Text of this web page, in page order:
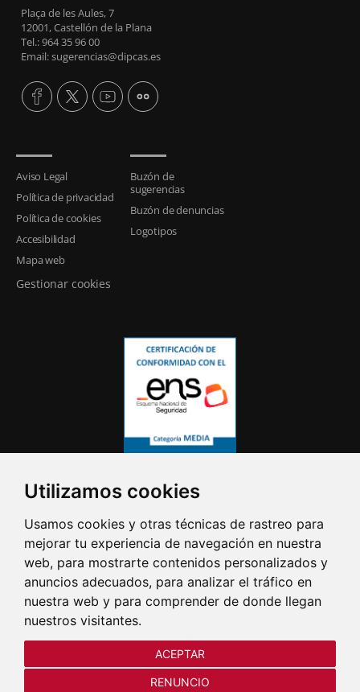
Utilizamos cookies
Usamos cookies y otras técnicas de rastreo para
mejorar tu experiencia de navegación en nuestra
web, para mostrarte contenidos personalizados y
anuncios adecuados, para analizar el tráfico en
nuestra web y para comprender de donde llegan
nuestros visitantes.
ACEPTAR
RENUNCIO
Plaça de les Aules, 7
12001, Castellón de la Plana
Tel.: 964 35 96 00
Email: sugerencias@dipcas.es
Aviso Legal
Política de privacidad
Política de cookies
Accesibilidad
Mapa web
Gestionar cookies
Buzón de
sugerencias
Buzón de denuncias
Logotipos